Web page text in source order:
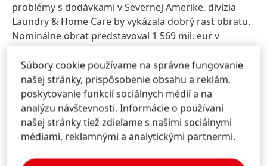
problémy s dodávkami v Severnej Amerike, divízia
Laundry & Home Care by vykázala dobrý rast obratu.
Nominálne obrat predstavoval 1 569 mil. eur v
porovnaní s 1 726 mil. eur v rovnakom štvrťroku
predchádzajúceho roka.Upravený prevádzkový zisk
vo výške 291 mil. eur zaostal za úrovňou rovnakého
štvrťroka 2017 o 2,5 %. Upravená výnosnosť predaja
sa zvýšila o 1,2 percentuálneho bodu na 18,5 %.
Výhľad na finančný rok 2018
Súbory cookie používame na správne fungovanie
našej stránky, prispôsobenie obsahu a reklám,
poskytovanie funkcií sociálnych médií a na
analýzu návštevnosti. Informácie o používaní
našej stránky tiež zdieľame s našimi sociálnymi
médiami, reklamnými a analytickými partnermi.